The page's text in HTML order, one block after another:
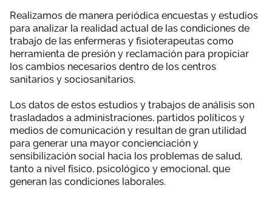
Realizamos de manera periódica encuestas y estudios
para analizar la realidad actual de las condiciones de
trabajo de las enfermeras y fisioterapeutas como
herramienta de presión y reclamación para propiciar
los cambios necesarios dentro de los centros
sanitarios y sociosanitarios.
Los datos de estos estudios y trabajos de análisis son
trasladados a administraciones, partidos políticos y
medios de comunicación y resultan de gran utilidad
para generar una mayor concienciación y
sensibilización social hacia los problemas de salud,
tanto a nivel físico, psicológico y emocional, que
generan las condiciones laborales.